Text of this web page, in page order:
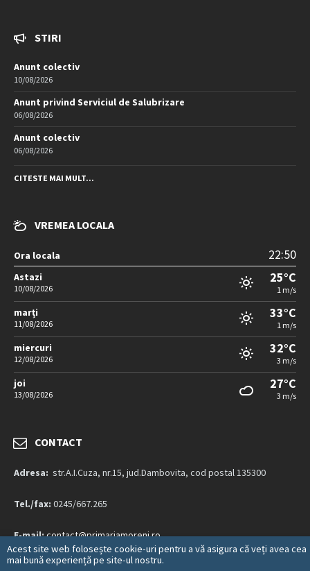
STIRI
Anunt colectiv
10/08/2026
Anunt privind Serviciul de Salubrizare
06/08/2026
Anunt colectiv
06/08/2026
CITESTE MAI MULT...
VREMEA LOCALA
Ora locala 22:50
Astazi
10/08/2026
25°C
1 m/s
marți
11/08/2026
33°C
1 m/s
miercuri
12/08/2026
32°C
3 m/s
joi
13/08/2026
27°C
3 m/s
CONTACT
Adresa: str.A.I.Cuza, nr.15, jud.Dambovita, cod postal 135300
Tel./fax: 0245/667.265
E-mail:contact@primariamoreni.ro
Mai multe detalii…
Acest site web folosește cookie-uri pentru a vă asigura că veți avea cea
mai bună experiență pe site-ul nostru.